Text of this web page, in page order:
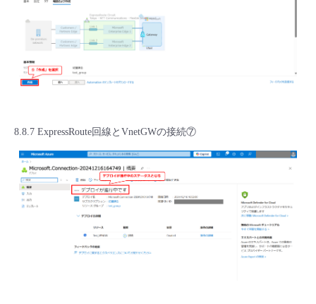
8.8.7 ExpressRoute回線とVnetGWの接続⑦